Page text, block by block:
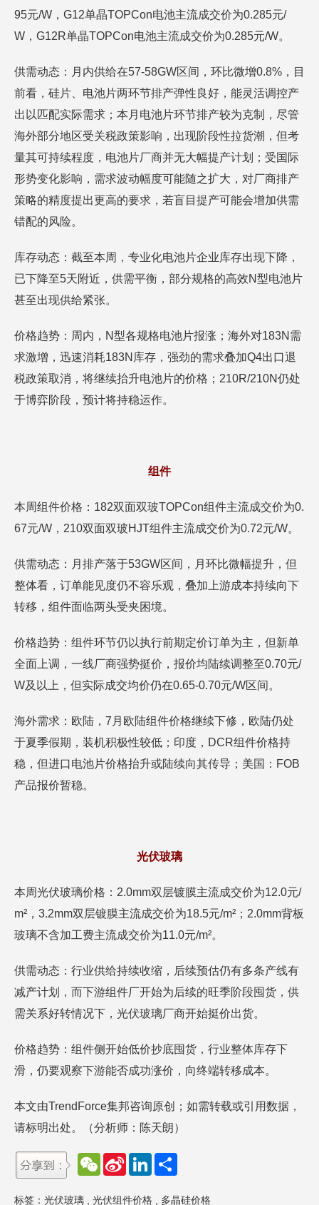
95元/W，G12单晶TOPCon电池主流成交价为0.285元/
W，G12R单晶TOPCon电池主流成交价为0.285元/W。
供需动态：月内供给在57-58GW区间，环比微增0.8%，目
前看，硅片、电池片两环节排产弹性良好，能灵活调控产
出以匹配实际需求；本月电池片环节排产较为克制，尽管
海外部分地区受关税政策影响，出现阶段性拉货潮，但考
量其可持续程度，电池片厂商并无大幅提产计划；受国际
形势变化影响，需求波动幅度可能随之扩大，对厂商排产
策略的精度提出更高的要求，若盲目提产可能会增加供需
错配的风险。
库存动态：截至本周，专业化电池片企业库存出现下降，
已下降至5天附近，供需平衡，部分规格的高效N型电池片
甚至出现供给紧张。
价格趋势：周内，N型各规格电池片报涨；海外对183N需
求激增，迅速消耗183N库存，强劲的需求叠加Q4出口退
税政策取消，将继续抬升电池片的价格；210R/210N仍处
于博弈阶段，预计将持稳运作。
组件
本周组件价格：182双面双玻TOPCon组件主流成交价为0.
67元/W，210双面双玻HJT组件主流成交价为0.72元/W。
供需动态：月排产落于53GW区间，月环比微幅提升，但
整体看，订单能见度仍不容乐观，叠加上游成本持续向下
转移，组件面临两头受夹困境。
价格趋势：组件环节仍以执行前期定价订单为主，但新单
全面上调，一线厂商强势挺价，报价均陆续调整至0.70元/
W及以上，但实际成交均价仍在0.65-0.70元/W区间。
海外需求：欧陆，7月欧陆组件价格继续下修，欧陆仍处
于夏季假期，装机积极性较低；印度，DCR组件价格持
稳，但进口电池片价格抬升或陆续向其传导；美国：FOB
产品报价暂稳。
光伏玻璃
本周光伏玻璃价格：2.0mm双层镀膜主流成交价为12.0元/
m²，3.2mm双层镀膜主流成交价为18.5元/m²；2.0mm背板
玻璃不含加工费主流成交价为11.0元/m²。
供需动态：行业供给持续收缩，后续预估仍有多条产线有
减产计划，而下游组件厂开始为后续的旺季阶段囤货，供
需关系好转情况下，光伏玻璃厂商开始挺价出货。
价格趋势：组件侧开始低价抄底囤货，行业整体库存下
滑，仍要观察下游能否成功涨价，向终端转移成本。
本文由TrendForce集邦咨询原创；如需转载或引用数据，
请标明出处。（分析师：陈天朗）
W
e
S
L
标签： 光伏玻璃 光伏组件价格 多晶硅价格